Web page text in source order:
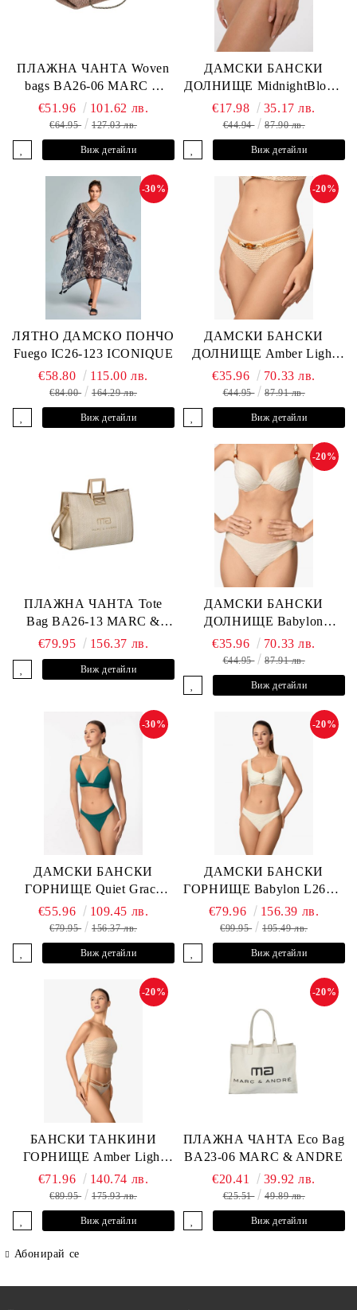
ПЛАЖНА ЧАНТА Woven
bags BA26-06 MARC &
ANDRE
€51.96 101.62 лв.
€64.95 127.03 лв.
Виж детайли
ДАМСКИ БАНСКИ
ДОЛНИЩЕ MidnightBloom
L2505-Z-MCR MARC &
ANDRE
€17.98 35.17 лв.
€44.94 87.90 лв.
Виж детайли
ЛЯТНО ДАМСКО ПОНЧО
Fuego IC26-123 ICONIQUE
-30%
€58.80 115.00 лв.
€84.00 164.29 лв.
Виж детайли
ДАМСКИ БАНСКИ
ДОЛНИЩЕ Amber Light
L2605-Z-MCB MARC &
ANDRE
-20%
€35.96 70.33 лв.
€44.95 87.91 лв.
Виж детайли
ПЛАЖНА ЧАНТА Tote
Bag BA26-13 MARC &
ANDRE
€79.95 156.37 лв.
Виж детайли
ДАМСКИ БАНСКИ
ДОЛНИЩЕ Babylon
L2613-Z-MTB MARC &
ANDRE
-20%
€35.96 70.33 лв.
€44.95 87.91 лв.
Виж детайли
ДАМСКИ БАНСКИ
ГОРНИЩЕ Quiet Grace
L2607-Y-352 MARC &
ANDRE
-30%
€55.96 109.45 лв.
€79.95 156.37 лв.
Виж детайли
ДАМСКИ БАНСКИ
ГОРНИЩЕ Babylon L2613-
YP-682 MARC & ANDRE
-20%
€79.96 156.39 лв.
€99.95 195.49 лв.
Виж детайли
БАНСКИ ТАНКИНИ
ГОРНИЩЕ Amber Light
L2605-Y-803 MARC &
ANDRE
-20%
€71.96 140.74 лв.
€89.95 175.93 лв.
Виж детайли
ПЛАЖНА ЧАНТА Eco Bag
BA23-06 MARC & ANDRE
-20%
€20.41 39.92 лв.
€25.51 49.89 лв.
Виж детайли
Абонирай се